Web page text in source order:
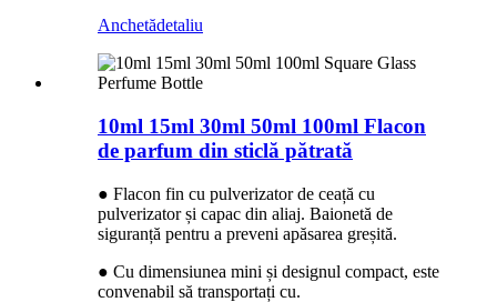
Anchetădetaliu
10ml 15ml 30ml 50ml 100ml Flacon
de parfum din sticlă pătrată
● Flacon fin cu pulverizator de ceață cu
pulverizator și capac din aliaj. Baionetă de
siguranță pentru a preveni apăsarea greșită.
● Cu dimensiunea mini și designul compact, este
convenabil să transportați cu.